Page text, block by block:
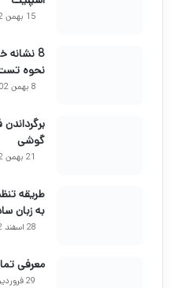
15 بهمن 1402
8
نحوه
8 بهمن 1402
گوشی
21 بهمن 1402
طریقه
به زبان
28 اسفند 1402
معرفی
29 فروردین 1403